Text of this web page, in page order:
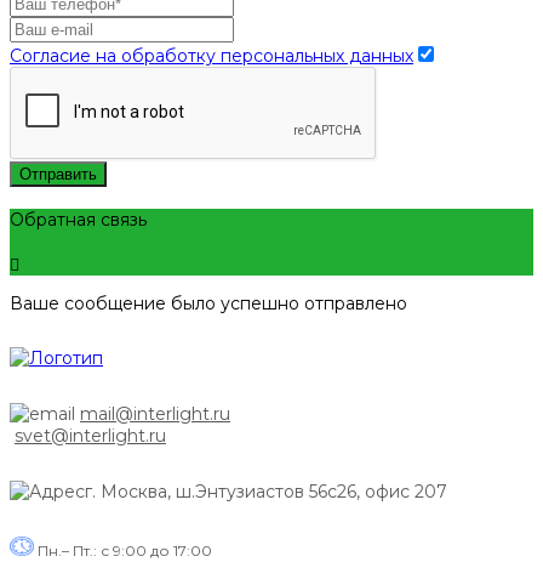
Согласие на обработку персональных данных
Отправить
Обратная связь
Ваше сообщение было успешно отправлено
mail@interlight.ru
svet@interlight.ru
г. Москва, ш.Энтузиастов 56с26, офис 207
Пн.– Пт.: с 9:00 до 17:00